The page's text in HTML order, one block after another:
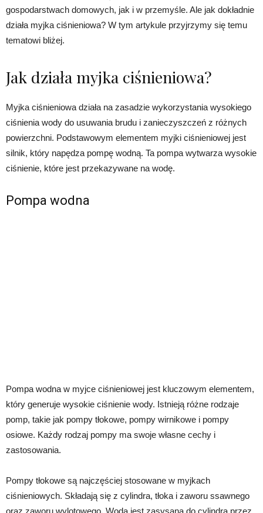
gospodarstwach domowych, jak i w przemyśle. Ale jak dokładnie
działa myjka ciśnieniowa? W tym artykule przyjrzymy się temu
tematowi bliżej.
Jak działa myjka ciśnieniowa?
Myjka ciśnieniowa działa na zasadzie wykorzystania wysokiego
ciśnienia wody do usuwania brudu i zanieczyszczeń z różnych
powierzchni. Podstawowym elementem myjki ciśnieniowej jest
silnik, który napędza pompę wodną. Ta pompa wytwarza wysokie
ciśnienie, które jest przekazywane na wodę.
Pompa wodna
Pompa wodna w myjce ciśnieniowej jest kluczowym elementem,
który generuje wysokie ciśnienie wody. Istnieją różne rodzaje
pomp, takie jak pompy tłokowe, pompy wirnikowe i pompy
osiowe. Każdy rodzaj pompy ma swoje własne cechy i
zastosowania.
Pompy tłokowe są najczęściej stosowane w myjkach
ciśnieniowych. Składają się z cylindra, tłoka i zaworu ssawnego
oraz zaworu wylotowego. Woda jest zasysana do cylindra przez